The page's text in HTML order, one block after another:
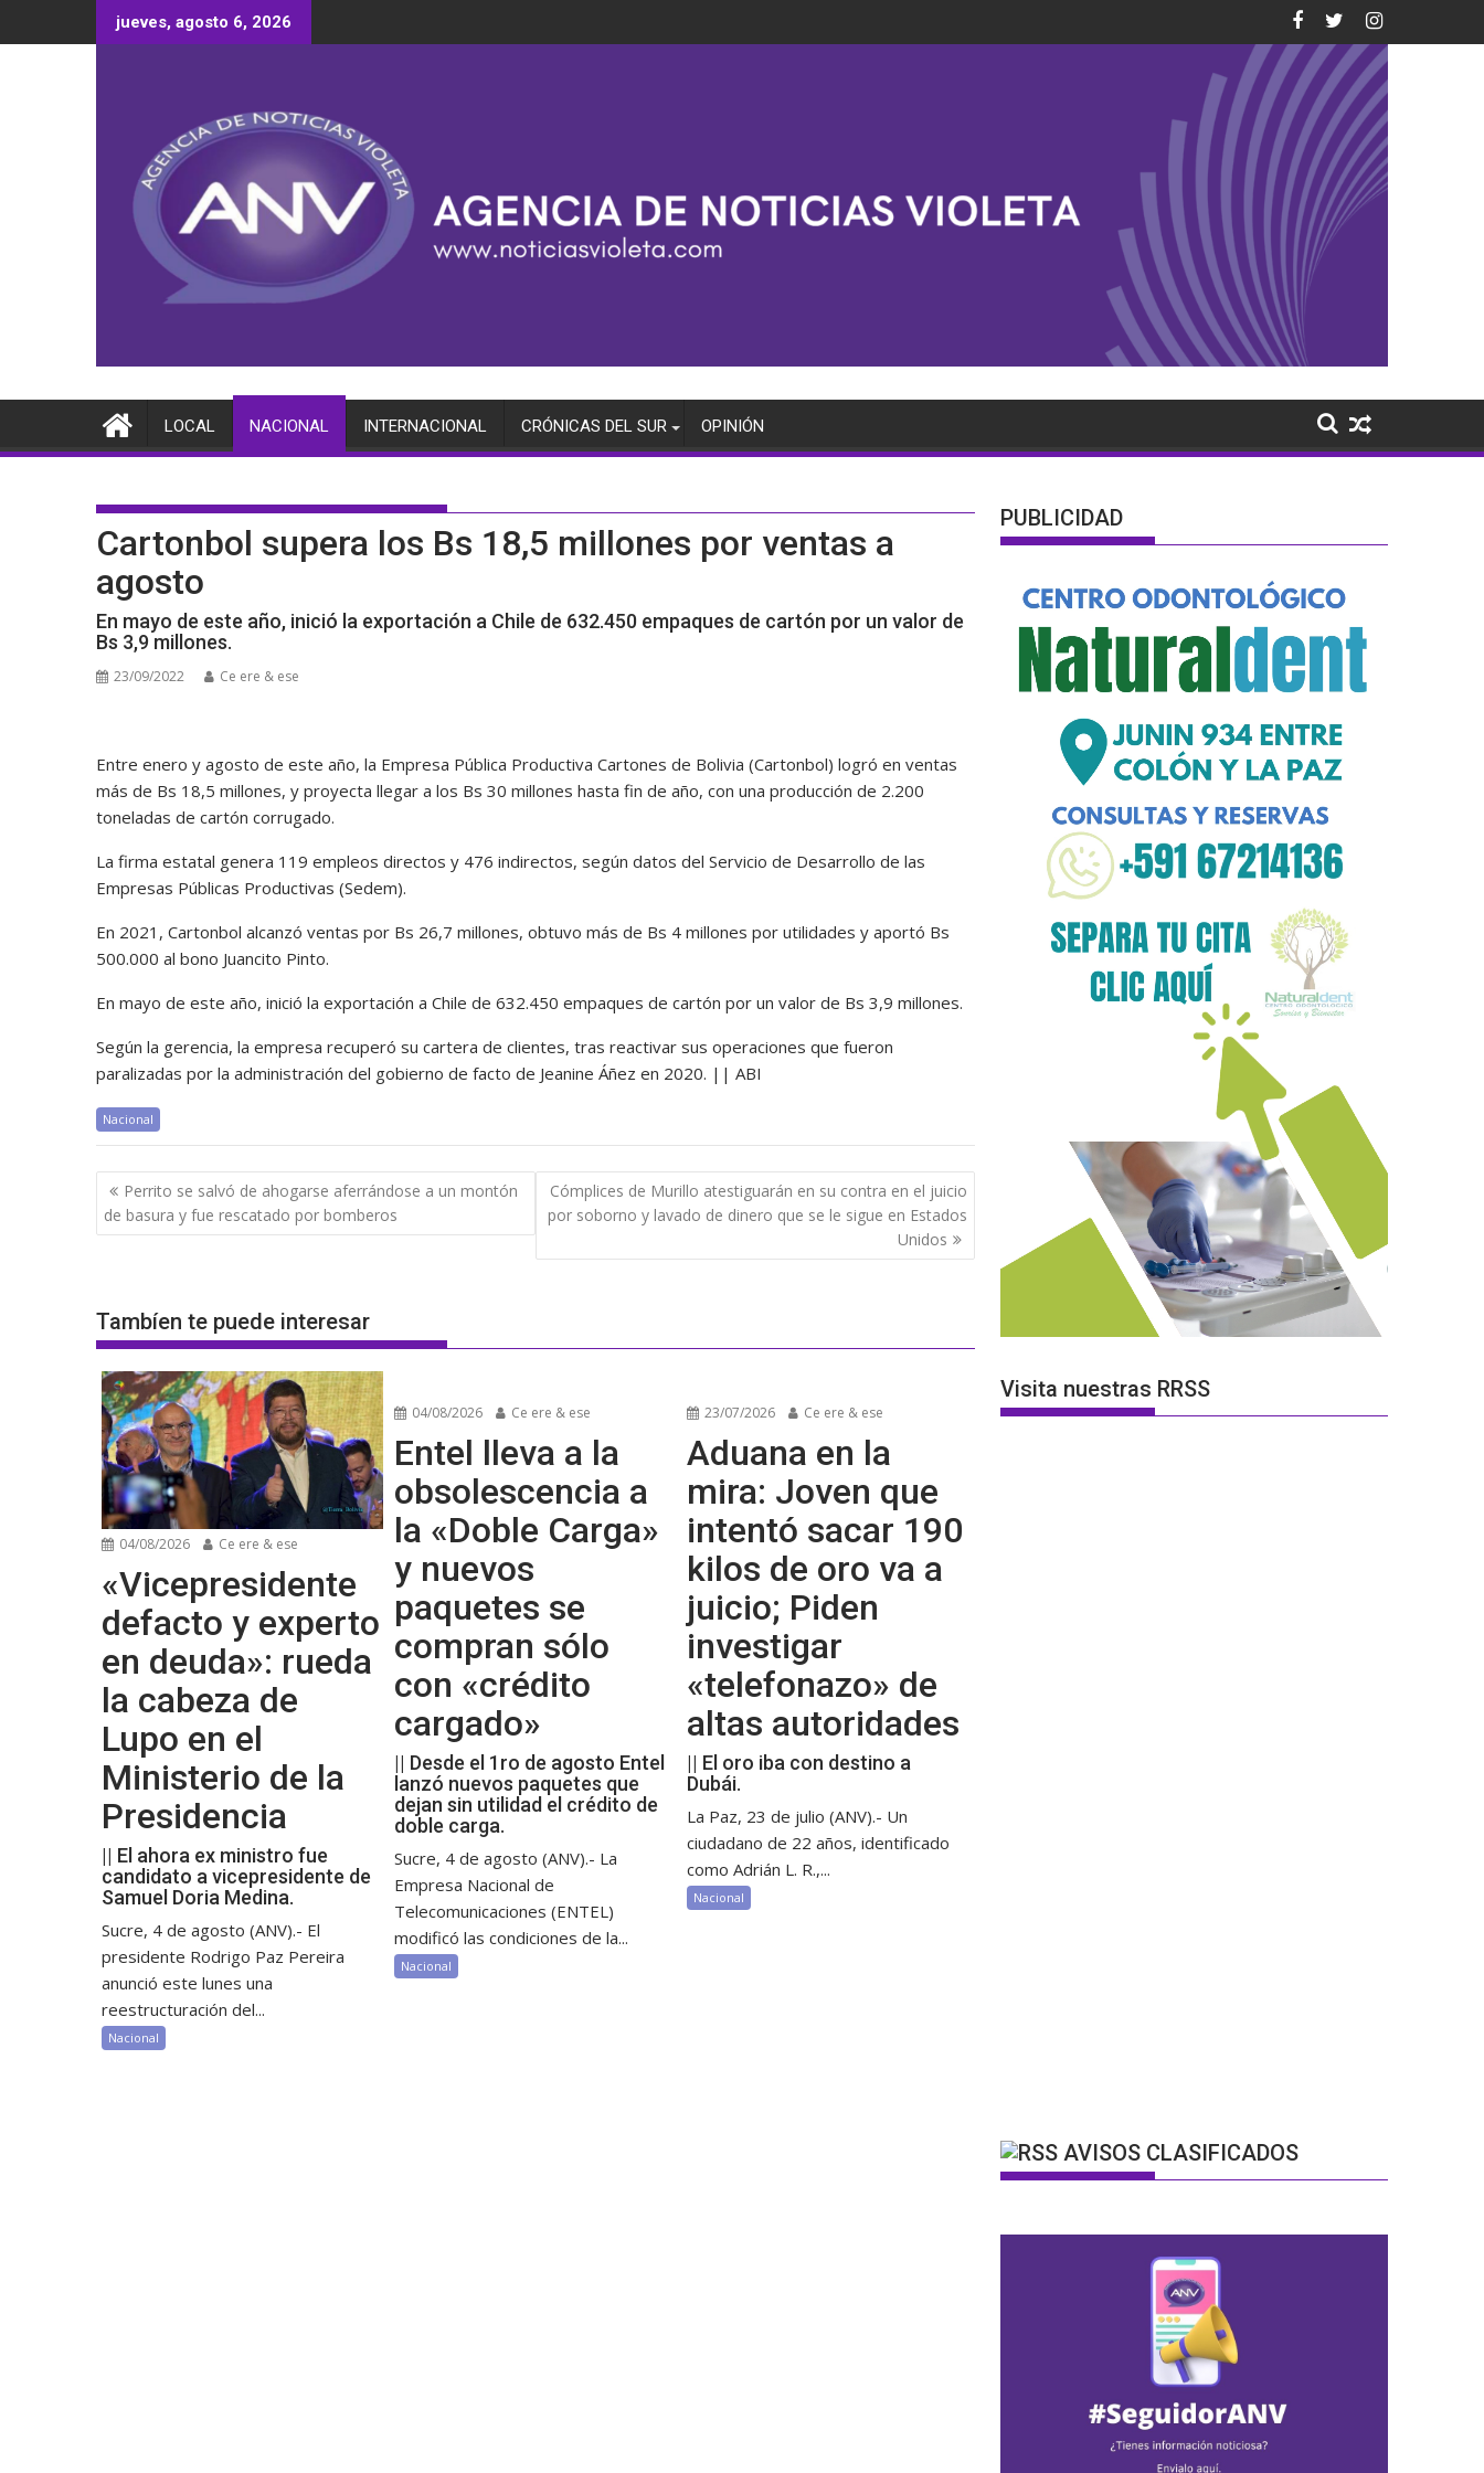
al
jueves, agosto 6, 2026
LOCAL NACIONAL INTERNACIONAL CRÓNICAS DEL SUR OPINIÓN
Cartonbol supera los Bs 18,5 millones por ventas a
agosto
En mayo de este año, inició la exportación a Chile de 632.450 empaques de cartón por un valor de
Bs 3,9 millones.
23/09/2022 Ce ere & ese
Entre enero y agosto de este año, la Empresa Pública Productiva Cartones de Bolivia (Cartonbol) logró en ventas
más de Bs 18,5 millones, y proyecta llegar a los Bs 30 millones hasta fin de año, con una producción de 2.200
toneladas de cartón corrugado.
La firma estatal genera 119 empleos directos y 476 indirectos, según datos del Servicio de Desarrollo de las
Empresas Públicas Productivas (Sedem).
En 2021, Cartonbol alcanzó ventas por Bs 26,7 millones, obtuvo más de Bs 4 millones por utilidades y aportó Bs
500.000 al bono Juancito Pinto.
En mayo de este año, inició la exportación a Chile de 632.450 empaques de cartón por un valor de Bs 3,9 millones.
Según la gerencia, la empresa recuperó su cartera de clientes, tras reactivar sus operaciones que fueron
paralizadas por la administración del gobierno de facto de Jeanine Áñez en 2020. || ABI
Nacional
Navegación
de
entradas
Perrito se salvó de ahogarse aferrándose a un montón
de basura y fue rescatado por bomberos
Cómplices de Murillo atestiguarán en su contra en el juicio
por soborno y lavado de dinero que se le sigue en Estados
Unidos
Tambíen te puede interesar
04/08/2026 Ce ere & ese
«Vicepresidente
defacto y experto
en deuda»: rueda
la cabeza de
Lupo en el
Ministerio de la
Presidencia
|| El ahora ex ministro fue
candidato a vicepresidente de
Samuel Doria Medina.
Sucre, 4 de agosto (ANV).- El
presidente Rodrigo Paz Pereira
anunció este lunes una
reestructuración del...
Nacional
04/08/2026 Ce ere & ese
Entel lleva a la
obsolescencia a
la «Doble Carga»
y nuevos
paquetes se
compran sólo
con «crédito
cargado»
|| Desde el 1ro de agosto Entel
lanzó nuevos paquetes que
dejan sin utilidad el crédito de
doble carga.
Sucre, 4 de agosto (ANV).- La
Empresa Nacional de
Telecomunicaciones (ENTEL)
modificó las condiciones de la...
Nacional
23/07/2026 Ce ere & ese
Aduana en la
mira: Joven que
intentó sacar 190
kilos de oro va a
juicio; Piden
investigar
«telefonazo» de
altas autoridades
|| El oro iba con destino a
Dubái.
La Paz, 23 de julio (ANV).- Un
ciudadano de 22 años, identificado
como Adrián L. R.,...
Nacional
PUBLICIDAD
Visita nuestras RRSS
AVISOS CLASIFICADOS